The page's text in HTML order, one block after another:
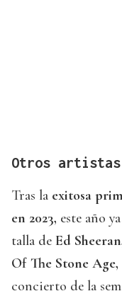
Otros artistas
Tras la exitosa
en 2023, este año
talla de Ed
Of The Stone Age,
concierto de la